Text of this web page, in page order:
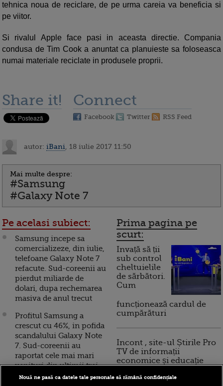
tehnica noua de reciclare, de pe urma careia va beneficia si
pe viitor.
Si rivalul Apple face pasi in aceasta directie. Compania
condusa de Tim Cook a anuntat ca planuieste sa foloseasca
numai materiale reciclate in produsele proprii.
Share it! Connect
Facebook Twitter RSS Feed
autor: iBani , 18 iulie 2017 11:50
Mai multe despre:
#Samsung
#Galaxy Note 7
Pe acelasi subiect:
Samsung incepe sa
comercializeze, din iulie,
telefoane Galaxy Note 7
refacute. Sud-coreenii au
pierdut miliarde de
dolari, dupa rechemarea
masiva de anul trecut
Profitul Samsung a
crescut cu 46%, in pofida
scandalului Galaxy Note
7. Sud-coreenii au
raportat cele mai mari
venituri din ultimii trei
ani
Prima pagina pe
scurt:
Invață să ții
sub control
cheltuielile
de sărbători.
Cum
funcționează cardul de
cumpărături
Incont , site-ul Știrile Pro
TV de informații
economice și educație
Nouă ne pasă ca datele tale personale să rămână confidențiale